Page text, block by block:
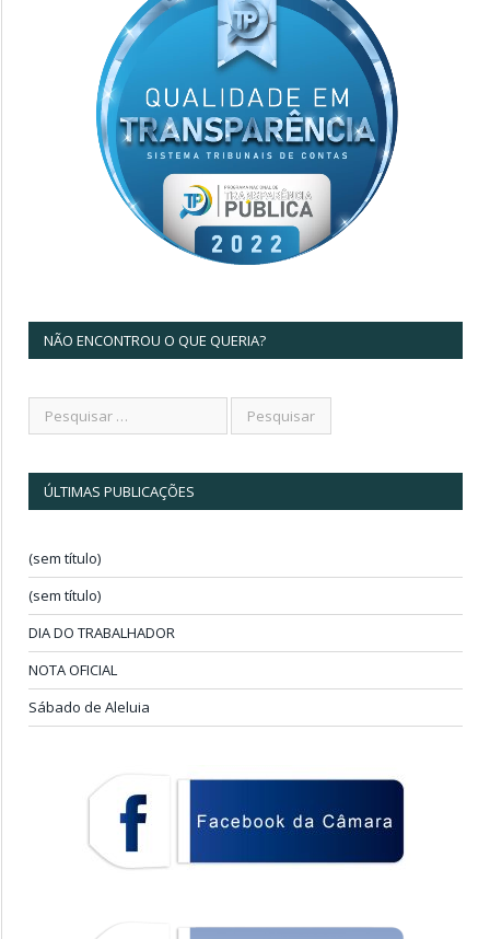
NÃO ENCONTROU O QUE QUERIA?
ÚLTIMAS PUBLICAÇÕES
(sem título)
(sem título)
DIA DO TRABALHADOR
NOTA OFICIAL
Sábado de Aleluia